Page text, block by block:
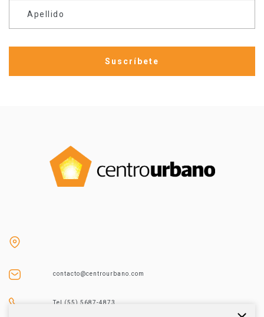
Apellido
contacto@centrourbano.com
Tel (55) 5687-4873